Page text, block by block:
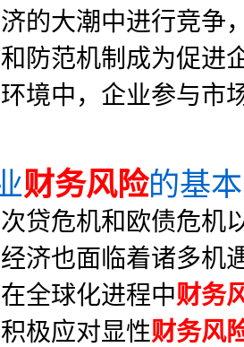
的大潮中进行竞争
防范机制成为促进
境中，企业参与市
财务风险的基
贷危机和欧债危机
济也面临着诸多机
全球化进程中财务
极应对显性财务风